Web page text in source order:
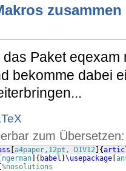
das Paket eqexam
bekomme dabei
zum Übersetzen:
a4paper,12pt, DIV12 {
ngerman { babel }\usepackage
%nosolutions